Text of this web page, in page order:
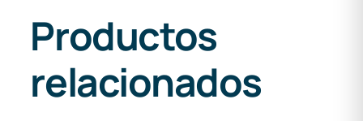
Productos
relacionados